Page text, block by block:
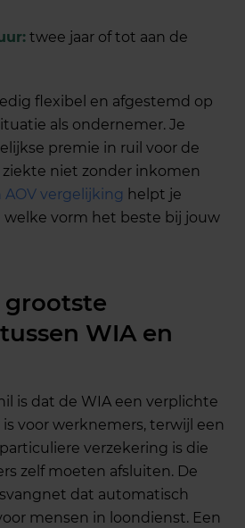
twee jaar of tot aan de
flexibel en afgestemd op
als ondernemer. Je
premie in ruil voor de
niet zonder inkomen
AOV vergelijking helpt je
vorm het beste bij jouw
grootste
WIA en
is dat de WIA een verplichte
voor werknemers, terwijl een
verzekering is die
zelf moeten afsluiten. De
dat automatisch
mensen in loondienst. Een